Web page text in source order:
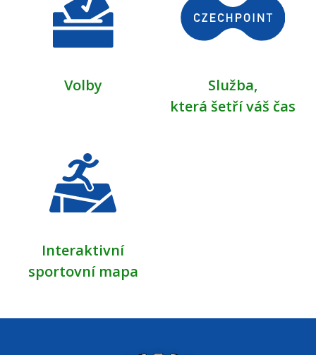
Volby
Služba,
která šetří váš čas
Interaktivní
sportovní mapa